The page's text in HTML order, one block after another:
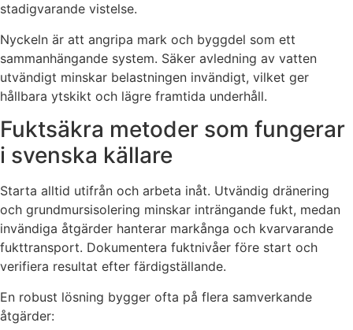
stadigvarande vistelse.
Nyckeln är att angripa mark och byggdel som ett
sammanhängande system. Säker avledning av vatten
utvändigt minskar belastningen invändigt, vilket ger
hållbara ytskikt och lägre framtida underhåll.
Fuktsäkra metoder som fungerar
i svenska källare
Starta alltid utifrån och arbeta inåt. Utvändig dränering
och grundmursisolering minskar inträngande fukt, medan
invändiga åtgärder hanterar markånga och kvarvarande
fukttransport. Dokumentera fuktnivåer före start och
verifiera resultat efter färdigställande.
En robust lösning bygger ofta på flera samverkande
åtgärder: